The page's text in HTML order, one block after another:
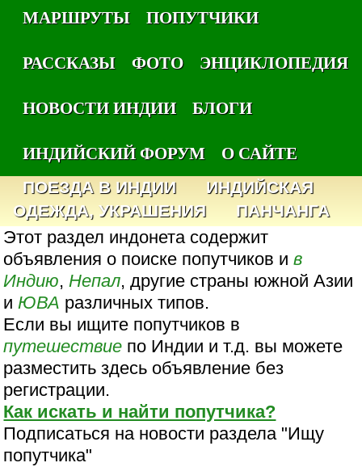
МАРШРУТЫ
ПОПУТЧИКИ
РАССКАЗЫ
ФОТО
ЭНЦИКЛОПЕДИЯ
НОВОСТИ ИНДИИ
БЛОГИ
ИНДИЙСКИЙ ФОРУМ
О САЙТЕ
ПОЕЗДА В ИНДИИ
ИНДИЙСКАЯ
ОДЕЖДА, УКРАШЕНИЯ
ПАНЧАНГА
Этот раздел индонета содержит
объявления о поиске попутчиков ив
Индию,Непал, другие страны южной Азии
иЮВА различных типов.
Если вы ищите попутчиков в
путешествие по Индии и т.д. вы можете
разместить здесь объявление без
регистрации.
Как искать и найти попутчика?
Подписаться на новости раздела "Ищу
попутчика"